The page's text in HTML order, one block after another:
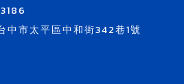
中市太平區中和街342巷1號